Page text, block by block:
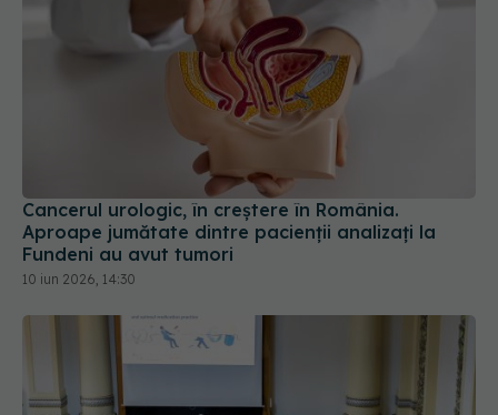
Cancerul urologic, în creștere în România.
Aproape jumătate dintre pacienții analizați la
Fundeni au avut tumori
10 iun 2026, 14:30